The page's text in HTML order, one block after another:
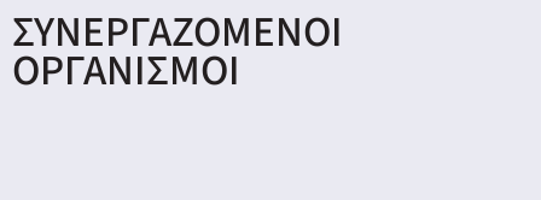
ΣΥΝΕΡΓΑΖΟΜΕΝΟΙ
ΟΡΓΑΝΙΣΜΟΙ